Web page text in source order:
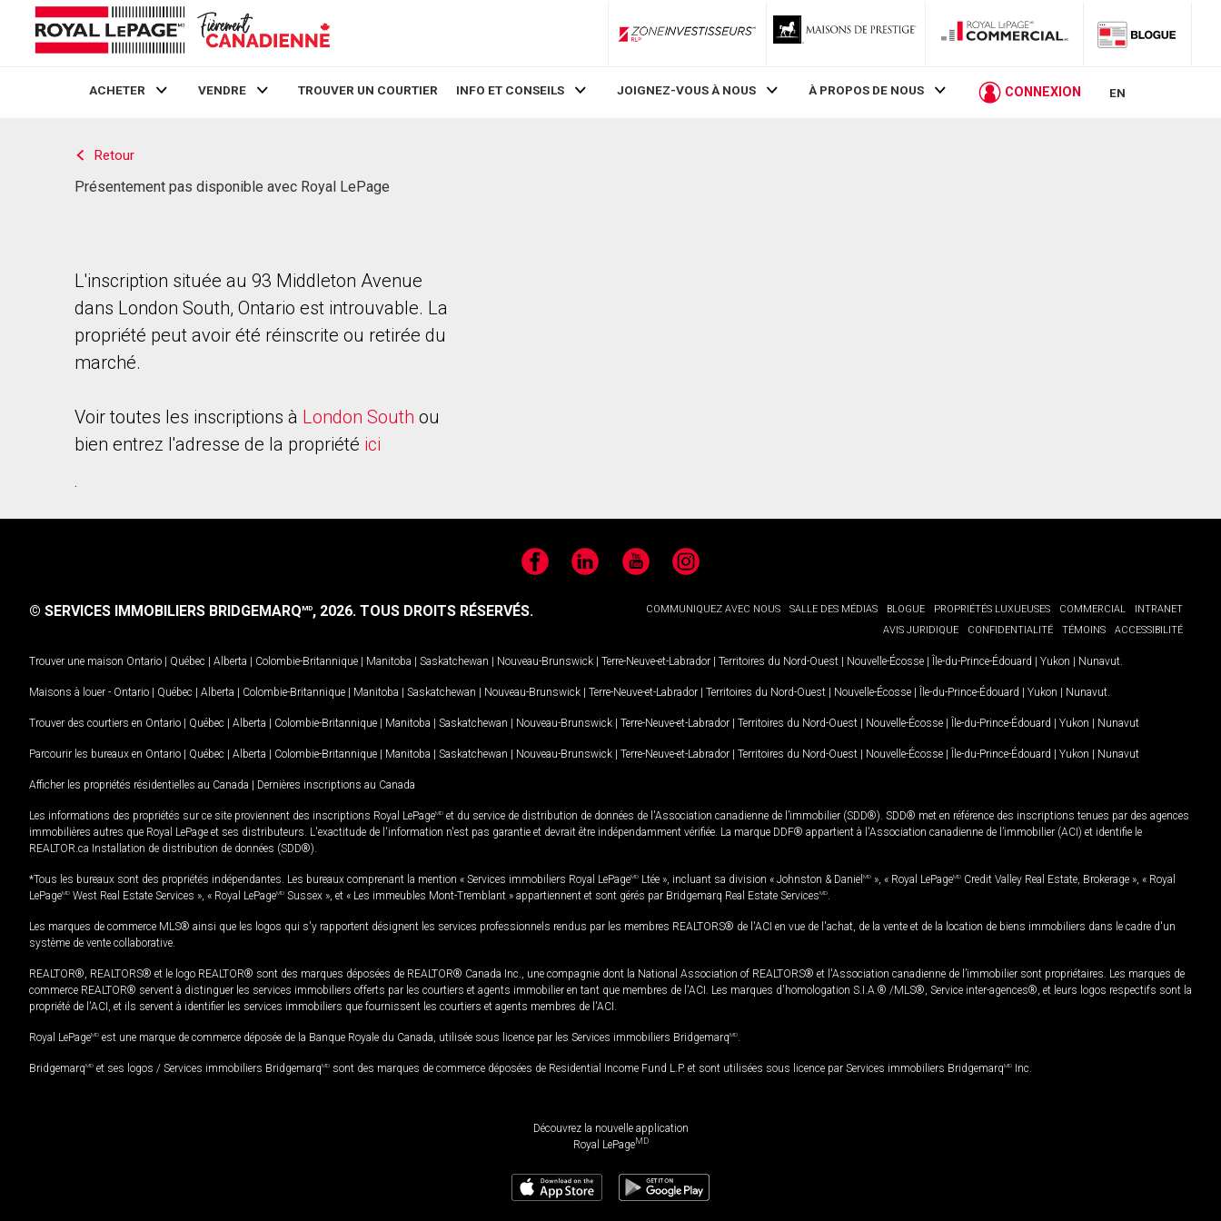
ZoneInvestisseurs RLP
ACHETER VENDRE TROUVER UN COURTIER INFO ET CONSEILS JOIGNEZ-VOUS À NOUS À PROPOS DE NOUS CONNEXION EN
Retour
Présentement pas disponible avec Royal LePage
L'inscription située au 93 Middleton Avenue
dans London South, Ontario est introuvable. La
propriété peut avoir été réinscrite ou retirée du
marché.
Voir toutes les inscriptions à London South ou
bien entrez l'adresse de la propriété ici
.
FacebookLinkedIn YouTubeInstagram
COMMUNIQUEZ AVEC NOUS SALLE DES MÉDIAS BLOGUE PROPRIÉTÉS LUXUEUSES COMMERCIAL
INTRANET
AVIS JURIDIQUE
CONFIDENTIALITÉ TÉMOINS ACCESSIBILITÉ
© SERVICES IMMOBILIERS BRIDGEMARQMD, 2026. TOUS DROITS RÉSERVÉS.
Trouver une maison Ontario | Québec | Alberta | Colombie-Britannique | Manitoba | Saskatchewan | Nouveau-Brunswick | Terre-Neuve-et-Labrador | Territoires du Nord-Ouest | Nouvelle-Écosse | Île-du-Prince-Édouard | Yukon | Nunavut
Maisons à louer - Ontario | Québec | Alberta | Colombie-Britannique | Manitoba | Saskatchewan | Nouveau-Brunswick | Terre-Neuve-et-Labrador | Territoires du Nord-Ouest | Nouvelle-Écosse | Île-du-Prince-Édouard | Yukon | Nunavut
Trouver des courtiers en Ontario | Québec | Alberta | Colombie-Britannique | Manitoba | Saskatchewan | Nouveau-Brunswick | Terre-Neuve-et-Labrador | Territoires du Nord-Ouest | Nouvelle-Écosse | Île-du-Prince-Édouard | Yukon | Nunavut
Parcourir les bureaux en Ontario | Québec | Alberta | Colombie-Britannique | Manitoba | Saskatchewan | Nouveau-Brunswick | Terre-Neuve-et-Labrador | Territoires du Nord-Ouest | Nouvelle-Écosse | Île-du-Prince-Édouard | Yukon | Nunavut
Afficher les propriétés résidentielles au Canada | Dernières inscriptions au Canada
Les informations des propriétés sur ce site proviennent des inscriptions Royal LePageMD et du service de distribution de données de l'Association canadienne de l’immobilier (SDD®). SDD® met en référence des inscriptions tenues par des agences
immobilières autres que Royal LePage et ses distributeurs. L'exactitude de l'information n'est pas garantie et devrait être indépendamment vérifiée. La marque DDF® appartient à l'Association canadienne de l’immobilier (ACI) et identifie le
REALTOR.ca Installation de distribution de données (SDD®).
*Tous les bureaux sont des propriétés indépendantes. Les bureaux comprenant la mention « Services immobiliers Royal LePageMD Ltée », incluant sa division « Johnston & Daniel MD », « Royal LePageMD Credit Valley Real Estate, Brokerage », « Royal
LePageMD West Real Estate Services », « Royal LePageMD Sussex », et « Les immeubles Mont-Tremblant » appartiennent et sont gérés par Bridgemarq Real Estate ServicesMD
Les marques de commerce MLS® ainsi que les logos qui s'y rapportent désignent les services professionnels rendus par les membres REALTORS® de l'ACI en vue de l'achat, de la vente et de la location de biens immobiliers dans le cadre d'un
système de vente collaborative.
REALTOR®, REALTORS® et le logo REALTOR® sont des marques déposées de REALTOR® Canada Inc., une compagnie dont la National Association of REALTORS® et l'Association canadienne de l’immobilier sont propriétaires. Les marques de
commerce REALTOR® servent à distinguer les services immobiliers offerts par les courtiers et agents immobilier en tant que membres de l'ACI. Les marques d'homologation S.I.A.® /MLS®, Service inter-agences®, et leurs logos respectifs sont la
propriété de l'ACI, et ils servent à identifier les services immobiliers que fournissent les courtiers et agents membres de l'ACI.
Royal LePageMD est une marque de commerce déposée de la Banque Royale du Canada, utilisée sous licence par les Services immobiliers BridgemarqMD
BridgemarqMD et ses logos / Services immobiliers BridgemarqMD sont des marques de commerce déposées de Residential Income Fund L.P. et sont utilisées sous licence par Services immobiliers BridgemarqMD Inc.
Découvrez la nouvelle application
Royal LePageMD